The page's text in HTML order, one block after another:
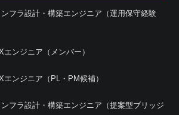
ンフラ設計・構築エンジニア（運用保守経験
エンジニア（メンバー）
エンジニア（PL・PM候補）
ンフラ設計・構築エンジニア（提案型ブリッジ